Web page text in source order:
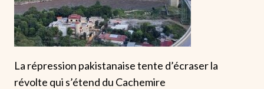
La répression pakistanaise tente d’écraser la
révolte qui s’étend du Cachemire